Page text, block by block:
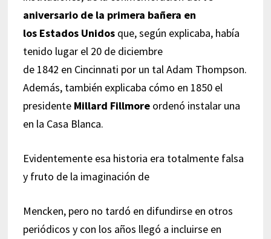
aniversario de la primera bañera en
los Estados Unidosque, según explicaba, había
tenido lugar el 20 de diciembre
de 1842 en Cincinnati por un tal Adam Thompson.
Además, también explicaba cómo en 1850 el
presidente Millard Fillmoreordenó instalar una
en la Casa Blanca.
Evidentemente esa historia era totalmente falsa
y fruto de la imaginación de
Mencken, pero no tardó en difundirse en otros
periódicos y con los años llegó a incluirse en